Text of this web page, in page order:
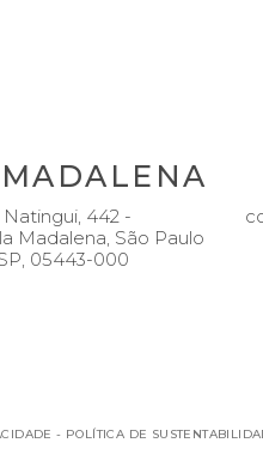
Natingui, 442 -
Madalena, São Paulo
05443-000
- POLÍTICA DE